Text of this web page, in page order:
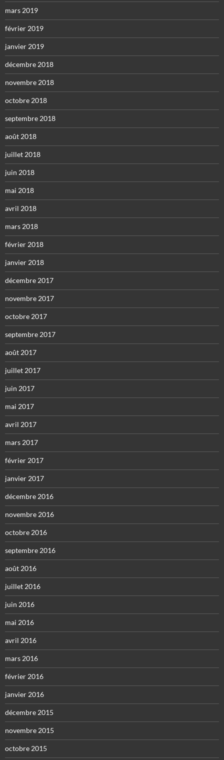
mars 2019
février 2019
janvier 2019
décembre 2018
novembre 2018
octobre 2018
septembre 2018
août 2018
juillet 2018
juin 2018
mai 2018
avril 2018
mars 2018
février 2018
janvier 2018
décembre 2017
novembre 2017
octobre 2017
septembre 2017
août 2017
juillet 2017
juin 2017
mai 2017
avril 2017
mars 2017
février 2017
janvier 2017
décembre 2016
novembre 2016
octobre 2016
septembre 2016
août 2016
juillet 2016
juin 2016
mai 2016
avril 2016
mars 2016
février 2016
janvier 2016
décembre 2015
novembre 2015
octobre 2015